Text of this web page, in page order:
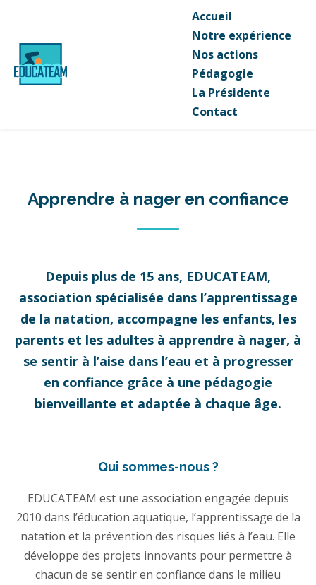
Accueil
Notre expérience
Nos actions
Pédagogie
La Présidente
Contact
Apprendre à nager en confiance
Depuis plus de 15 ans, EDUCATEAM,
association spécialisée dans l’apprentissage
de la natation, accompagne les enfants, les
parents et les adultes à apprendre à nager, à
se sentir à l’aise dans l’eau et à progresser
en confiance grâce à une pédagogie
bienveillante et adaptée à chaque âge.
Qui sommes-nous ?
EDUCATEAM est une association engagée depuis
2010 dans l’éducation aquatique, l’apprentissage de la
natation et la prévention des risques liés à l’eau. Elle
développe des projets innovants pour permettre à
chacun de se sentir en confiance dans le milieu